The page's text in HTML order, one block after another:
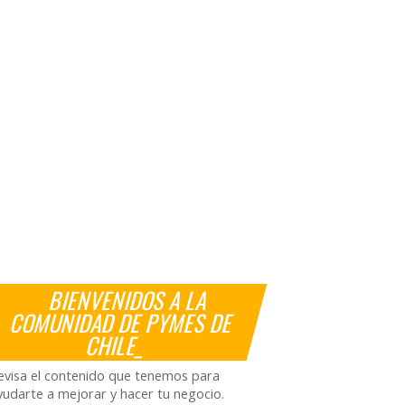
BIENVENIDOS A LA
COMUNIDAD DE PYMES DE
CHILE_
el contenido que tenemos para
a mejorar y hacer tu negocio.